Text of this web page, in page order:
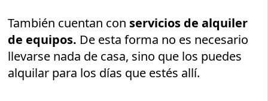
También cuentan con servicios de alquiler
de equipos. De esta forma no es necesario
llevarse nada de casa, sino que los puedes
alquilar para los días que estés allí.